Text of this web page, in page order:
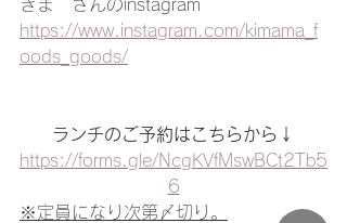
きまゝさんのinstagram
https://www.instagram.com/kimama_f
oods_goods/
ランチのご予約はこちらから↓
https://forms.gle/NcgKVfMswBCt2Tb5
6
※定員になり次第〆切り。